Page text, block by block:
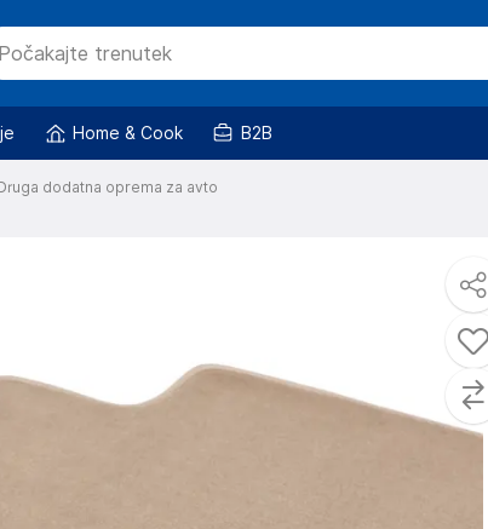
Home & Cook B2B
dodatna oprema za avto